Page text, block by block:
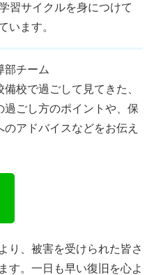
習サイクルを身につけて
います。
チーム
備校で過ごして見てきた、
過ごし方のポイントや、保
のアドバイスなどをお伝え
り、被害を受けられた皆さ
す。一日も早い復旧を心よ